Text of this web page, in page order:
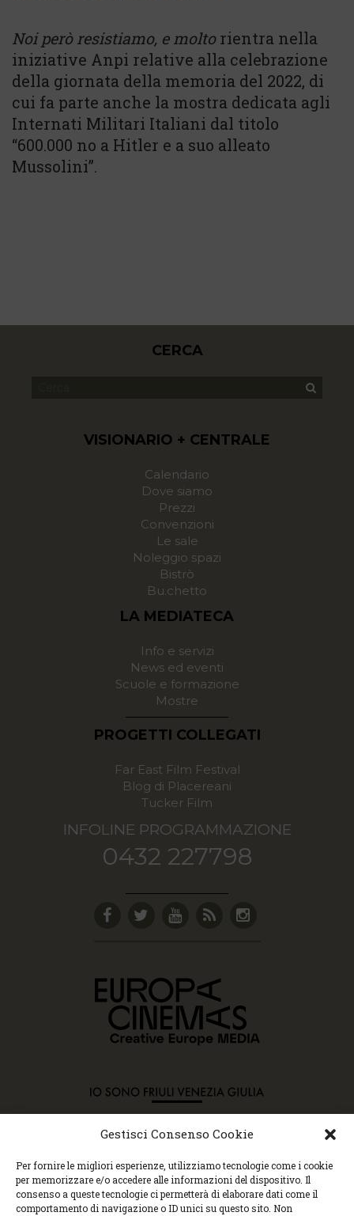
Gestisci Consenso Cookie
Per fornire le migliori esperienze, utilizziamo tecnologie come i cookie
per memorizzare e/o accedere alle informazioni del dispositivo. Il
consenso a queste tecnologie ci permetterà di elaborare dati come il
comportamento di navigazione o ID unici su questo sito. Non
Noi però resistiamo, e moltorientra nella
iniziative Anpi relative alla celebrazione
della giornata della memoria del 2022, di
cui fa parte anche la mostra dedicata agli
Internati Militari Italiani dal titolo
“600.000 no a Hitler e a suo alleato
Mussolini”.
CERCA
VISIONARIO + CENTRALE
Calendario
Dove siamo
Prezzi
Convenzioni
Le sale
Noleggio spazi
Bistrò
Bu.chetto
LA MEDIATECA
Info e servizi
News ed eventi
Scuole e formazione
Mostre
PROGETTI COLLEGATI
Far East Film Festival
Blog di Placereani
Tucker Film
INFOLINE PROGRAMMAZIONE
0432 227798
Copyright © 2015 Cec, Tutti i diritti riservati. Nessun
contenuto può essere copiato o manipolato. Accedendo al
sito approvi la Policy sulla privacy e la Policy sui
contenuti.